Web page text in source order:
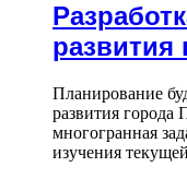
развития
Планирование
развития города
многогранная
изучения